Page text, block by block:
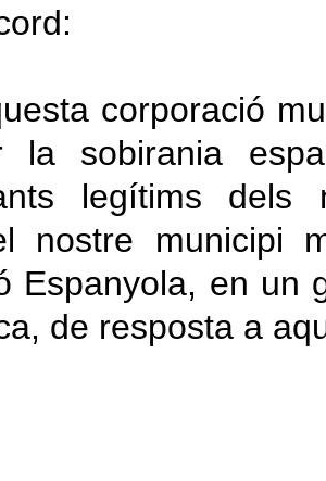
corporació
la sobirania
legítims
nostre municipi
Espanyola, en un
de resposta a